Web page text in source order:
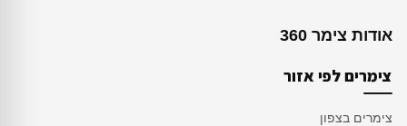
אודות צימר 360
צימרים לפי אזור
צימרים בצפון